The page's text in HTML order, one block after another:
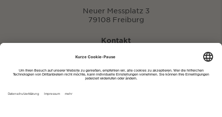
Neuer Messplatz 3
79108 Freiburg
Kontakt
eventportal@fwtm.de